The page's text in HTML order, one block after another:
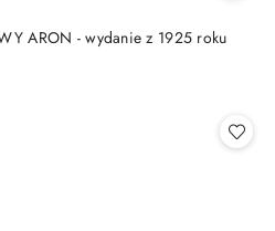
ARON - wydanie z 1925 roku